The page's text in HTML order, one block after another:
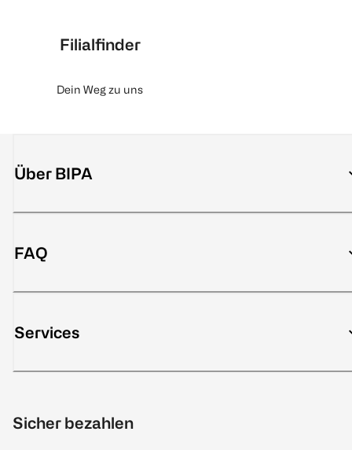
Filialfinder
Dein Weg zu uns
Über BIPA
FAQ
Services
Sicher bezahlen